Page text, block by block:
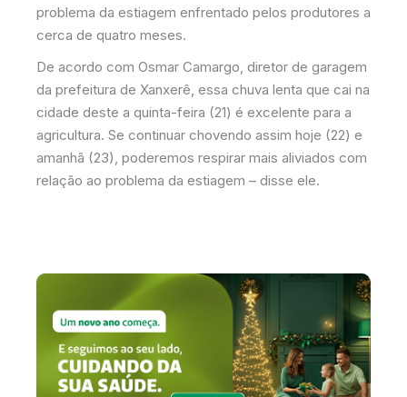
problema da estiagem enfrentado pelos produtores a
cerca de quatro meses.
De acordo com Osmar Camargo, diretor de garagem
da prefeitura de Xanxerê, essa chuva lenta que cai na
cidade deste a quinta-feira (21) é excelente para a
agricultura. Se continuar chovendo assim hoje (22) e
amanhã (23), poderemos respirar mais aliviados com
relação ao problema da estiagem – disse ele.